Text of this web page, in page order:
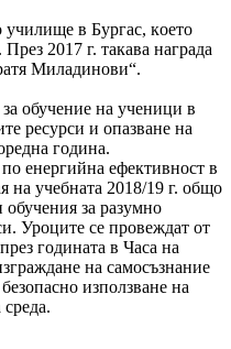
в Бургас, кoето
2017 г. такава награда
Миладинови“.
обучение на ученици в
ресурси и опазване на
година.
енергийна ефективност в
на учебната 2018/19 г. общо
за разумно
Уроците се провеждат от
годината в Часа на
на самосъзнание
използване на